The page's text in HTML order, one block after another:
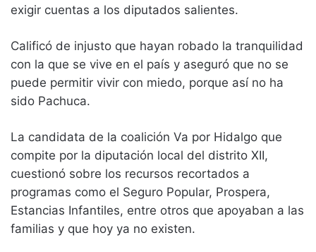
exigir cuentas a los diputados salientes.
Calificó de injusto que hayan robado la tranquilidad
con la que se vive en el país y aseguró que no se
puede permitir vivir con miedo, porque así no ha
sido Pachuca.
La candidata de la coalición Va por Hidalgo que
compite por la diputación local del distrito XII,
cuestionó sobre los recursos recortados a
programas como el Seguro Popular, Prospera,
Estancias Infantiles, entre otros que apoyaban a las
familias y que hoy ya no existen.